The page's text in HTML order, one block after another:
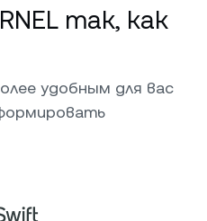
так, как
удобным для вас